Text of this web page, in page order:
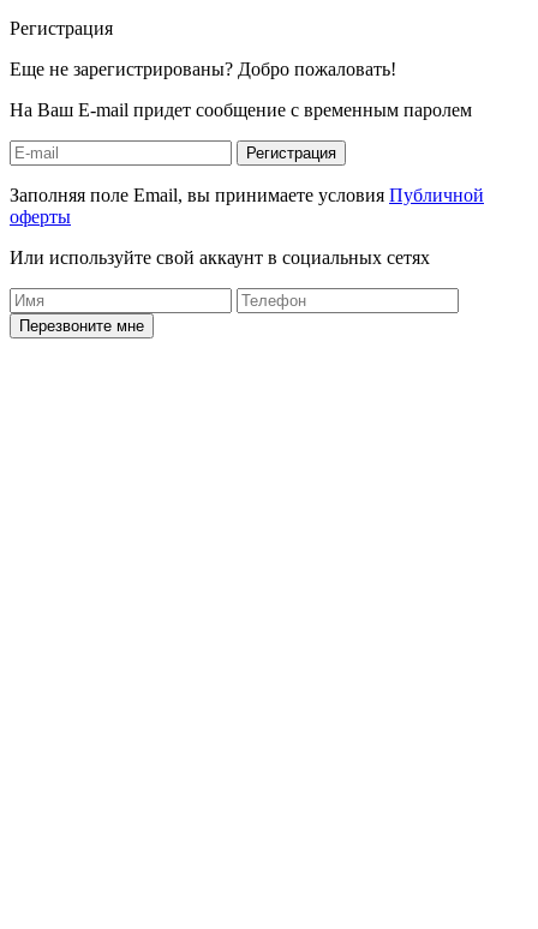
Регистрация
Еще не зарегистрированы? Добро пожаловать!
На Ваш E-mail придет сообщение с временным паролем
Регистрация
Заполняя поле Email, вы принимаете условия Публичной
оферты
Или используйте свой аккаунт в социальных сетях